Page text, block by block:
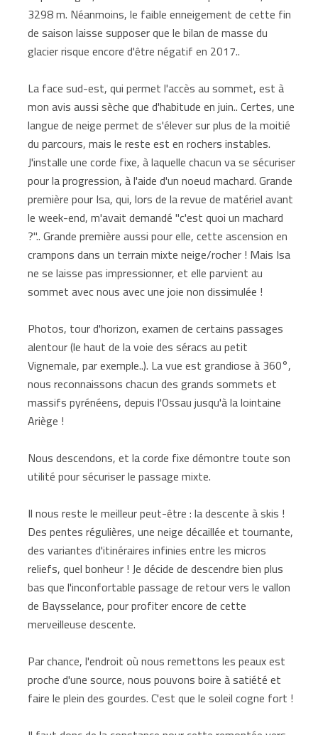
3298 m. Néanmoins, le faible enneigement de cette fin
de saison laisse supposer que le bilan de masse du
glacier risque encore d'être négatif en 2017..
La face sud-est, qui permet l'accès au sommet, est à
mon avis aussi sèche que d'habitude en juin.. Certes, une
langue de neige permet de s'élever sur plus de la moitié
du parcours, mais le reste est en rochers instables.
J'installe une corde fixe, à laquelle chacun va se sécuriser
pour la progression, à l'aide d'un noeud machard. Grande
première pour Isa, qui, lors de la revue de matériel avant
le week-end, m'avait demandé "c'est quoi un machard
?".. Grande première aussi pour elle, cette ascension en
crampons dans un terrain mixte neige/rocher ! Mais Isa
ne se laisse pas impressionner, et elle parvient au
sommet avec nous avec une joie non dissimulée !
Photos, tour d'horizon, examen de certains passages
alentour (le haut de la voie des séracs au petit
Vignemale, par exemple..). La vue est grandiose à 360°,
nous reconnaissons chacun des grands sommets et
massifs pyrénéens, depuis l'Ossau jusqu'à la lointaine
Ariège !
Nous descendons, et la corde fixe démontre toute son
utilité pour sécuriser le passage mixte.
Il nous reste le meilleur peut-être : la descente à skis !
Des pentes régulières, une neige décaillée et tournante,
des variantes d'itinéraires infinies entre les micros
reliefs, quel bonheur ! Je décide de descendre bien plus
bas que l'inconfortable passage de retour vers le vallon
de Baysselance, pour profiter encore de cette
merveilleuse descente.
Par chance, l'endroit où nous remettons les peaux est
proche d'une source, nous pouvons boire à satiété et
faire le plein des gourdes. C'est que le soleil cogne fort !